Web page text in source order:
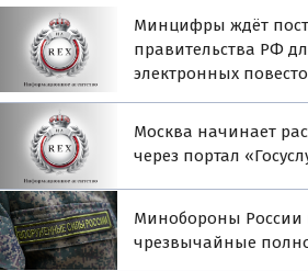
Минцифры ждёт
правительства РФ
электронных
Москва начинает
через портал
Минобороны России
чрезвычайные